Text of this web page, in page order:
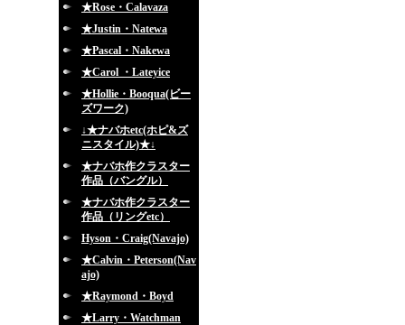
★Rose・Calavaza
★Justin・Natewa
★Pascal・Nakewa
★Carol ・Lateyice
★Hollie・Booqua(ビー
ズワーク)
↓★ナバホetc(ホピ&ズ
ニスタイル)★↓
★ナバホ作クラスター
作品（バングル）
★ナバホ作クラスター
作品（リングetc）
Hyson・Craig(Navajo)
★Calvin・Peterson(Nav
ajo)
★Raymond・Boyd
★Larry・Watchman